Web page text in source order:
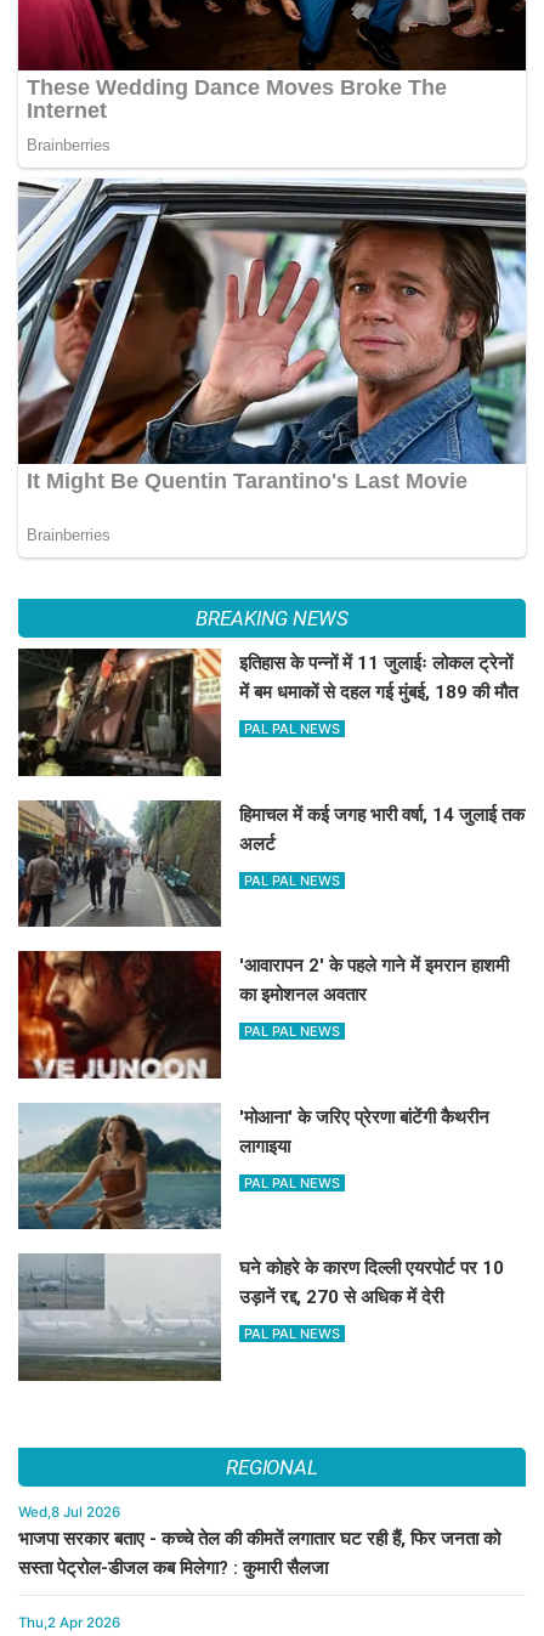
BREAKING NEWS
इतिहास के पन्नों में 11 जुलाईः लोकल ट्रेनों
में बम धमाकों से दहल गई मुंबई, 189 की मौत
PAL PAL NEWS
हिमाचल में कई जगह भारी वर्षा, 14 जुलाई तक
अलर्ट
PAL PAL NEWS
'आवारापन 2' के पहले गाने में इमरान हाशमी
का इमोशनल अवतार
PAL PAL NEWS
'मोआना' के जरिए प्रेरणा बांटेंगी कैथरीन
लागाइया
PAL PAL NEWS
घने कोहरे के कारण दिल्ली एयरपोर्ट पर 10
उड़ानें रद्द, 270 से अधिक में देरी
PAL PAL NEWS
REGIONAL
Wed,8 Jul 2026
भाजपा सरकार बताए - कच्चे तेल की कीमतें लगातार घट रही हैं, फिर जनता को
सस्ता पेट्रोल-डीजल कब मिलेगा? : कुमारी सैलजा
Thu,2 Apr 2026